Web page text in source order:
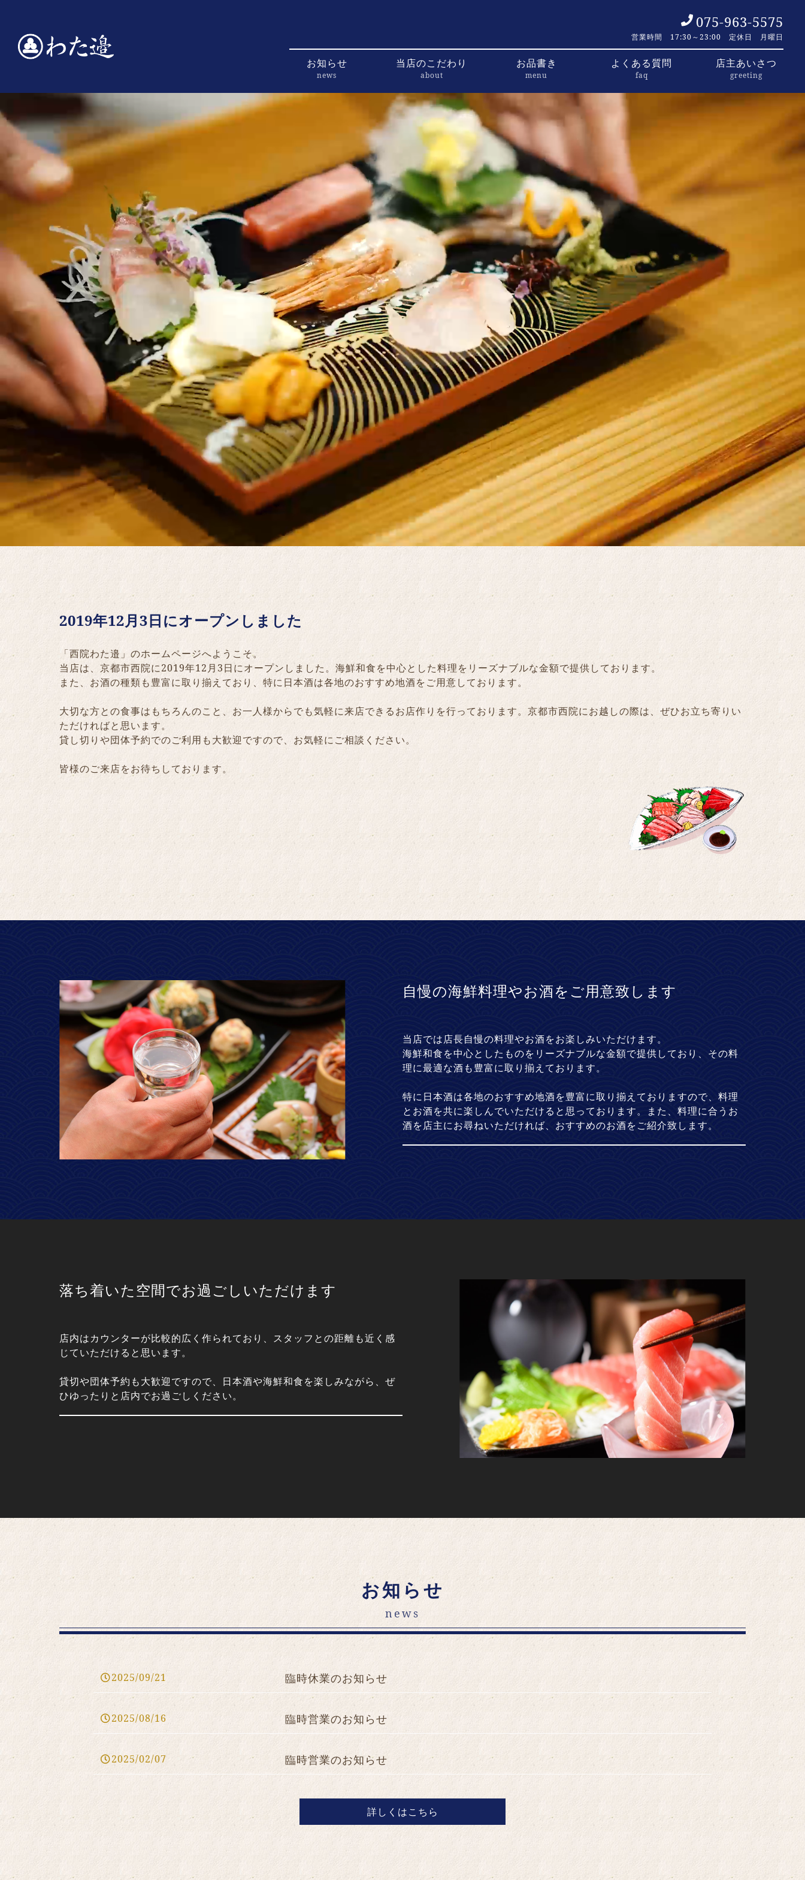
075-963-5575
営業時間 17:30～23:00 定休日 月曜日
お知らせ
news
当店のこだわり
about
お品書き
menu
よくある質問
faq
店主あいさつ
greeting
2019年12月3日にオープンしました
「西院わた邉」のホームページへようこそ。
当店は、京都市西院に2019年12月3日にオープンしました。海鮮和食を中心とした料理をリーズナブルな金額で提供しております。
また、お酒の種類も豊富に取り揃えており、特に日本酒は各地のおすすめ地酒をご用意しております。
大切な方との食事はもちろんのこと、お一人様からでも気軽に来店できるお店作りを行っております。京都市西院にお越しの際は、ぜひお立ち寄りい
ただければと思います。
貸し切りや団体予約でのご利用も大歓迎ですので、お気軽にご相談ください。
皆様のご来店をお待ちしております。
自慢の海鮮料理やお酒をご用意致します
当店では店長自慢の料理やお酒をお楽しみいただけます。
海鮮和食を中心としたものをリーズナブルな金額で提供しており、その料
理に最適な酒も豊富に取り揃えております。
特に日本酒は各地のおすすめ地酒を豊富に取り揃えておりますので、料理
とお酒を共に楽しんでいただけると思っております。また、料理に合うお
酒を店主にお尋ねいただければ、おすすめのお酒をご紹介致します。
落ち着いた空間でお過ごしいただけます
店内はカウンターが比較的広く作られており、スタッフとの距離も近く感
じていただけると思います。
貸切や団体予約も大歓迎ですので、日本酒や海鮮和食を楽しみながら、ぜ
ひゆったりと店内でお過ごしください。
お知らせ
news
2025/09/21 臨時休業のお知らせ
2025/08/16 臨時営業のお知らせ
2025/02/07 臨時営業のお知らせ
詳しくはこちら